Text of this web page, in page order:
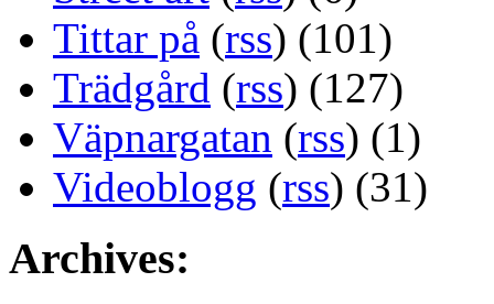
Tittar på (rss) (101)
Trädgård (rss) (127)
Väpnargatan (rss) (1)
Videoblogg (rss) (31)
Archives: